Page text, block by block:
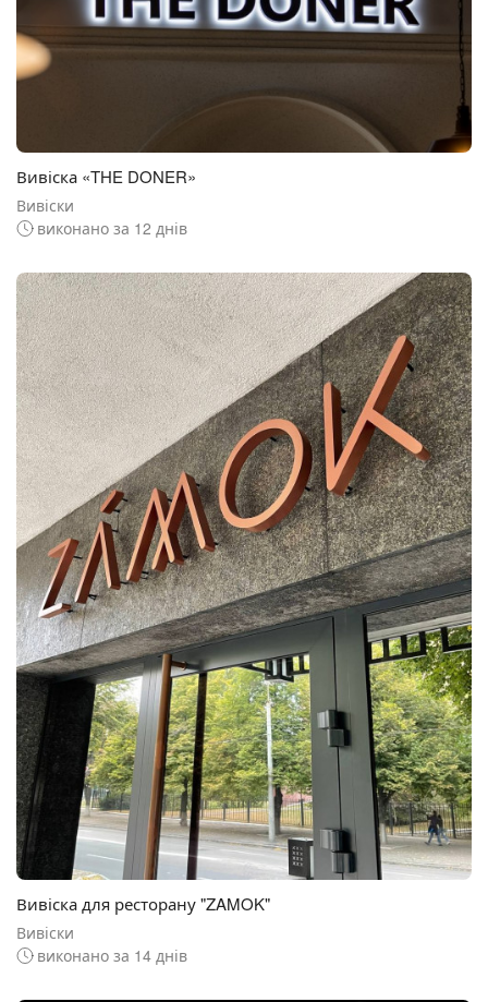
Вивіска «THE DONER»
Вивіски
виконано за 12 днів
Вивіска для ресторану "ZAMOK"
Вивіски
виконано за 14 днів